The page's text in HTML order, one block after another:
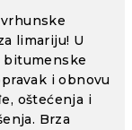
limariju! U
bitumenske
i obnovu
oštećenja i
Brza